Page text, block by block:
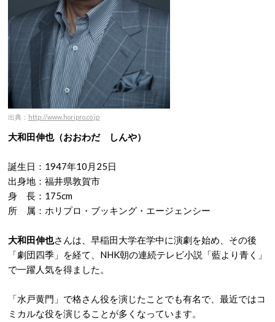
出典： http://www.horipro.co.jp
大和田伸也（おおわだ しんや）
誕生日：1947年10月25日
出身地：福井県敦賀市
身 長：175cm
所 属：ホリプロ・ブッキング・エージェンシー
大和田伸也さんは、早稲田大学在学中に演劇を始め、その後
「劇団四季」を経て、NHK朝の連続テレビ小説「藍より青く」
で一躍人気を得ました。
「水戸黄門」で格さん役を演じたことでも有名で、最近ではコ
ミカルな役を演じることが多くなっています。